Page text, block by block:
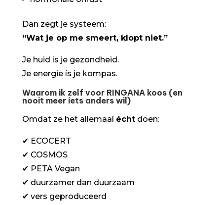
Dan zegt je systeem:
“Wat je op me smeert, klopt niet.”
Je huid ís je gezondheid.
Je energie ís je kompas.
Waarom ik zelf voor RINGANA koos (en
nooit meer iets anders wil)
Omdat ze het allemaal échtdoen:
✔ ECOCERT
✔ COSMOS
✔ PETA Vegan
✔ duurzamer dan duurzaam
✔ vers geproduceerd